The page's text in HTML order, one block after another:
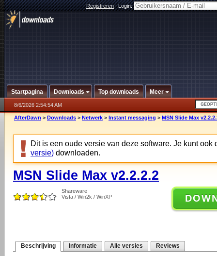
Registreren|Login:
Startpagina Downloads Top downloads Meer
8/6/2026 2:54:54 AM
AfterDawn > Downloads > Netwerk > Instant messaging > MSN Slide Max
Dit is een oude versie van deze software. Je kunt ook
versie) downloaden.
MSN Slide Max v2.2.2.2
Shareware
Vista / Win2k / WinXP
Beschrijving Informatie Alle versies Reviews